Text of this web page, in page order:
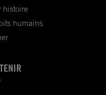
histoire
humains